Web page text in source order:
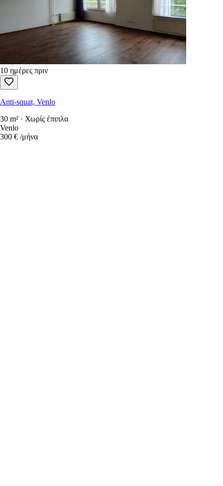
10 ημέρες πριν
Anti-squat, Venlo
30 m² · Χωρίς έπιπλα
Venlo
300 € /μήνα